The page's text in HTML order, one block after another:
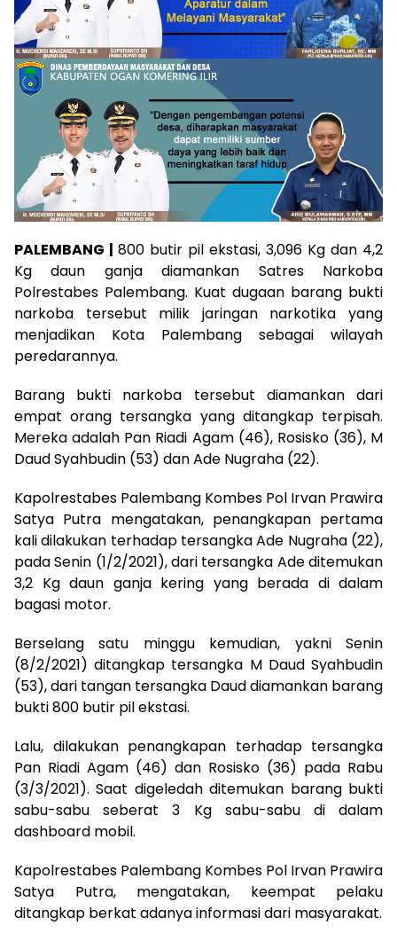
PALEMBANG | 800 butir pil ekstasi, 3,096 Kg dan 4,2
Kg daun ganja diamankan Satres Narkoba
Polrestabes Palembang. Kuat dugaan barang bukti
narkoba tersebut milik jaringan narkotika yang
menjadikan Kota Palembang sebagai wilayah
peredarannya.
Barang bukti narkoba tersebut diamankan dari
empat orang tersangka yang ditangkap terpisah.
Mereka adalah Pan Riadi Agam (46), Rosisko (36), M
Daud Syahbudin (53) dan Ade Nugraha (22).
Kapolrestabes Palembang Kombes Pol Irvan Prawira
Satya Putra mengatakan, penangkapan pertama
kali dilakukan terhadap tersangka Ade Nugraha (22),
pada Senin (1/2/2021), dari tersangka Ade ditemukan
3,2 Kg daun ganja kering yang berada di dalam
bagasi motor.
Berselang satu minggu kemudian, yakni Senin
(8/2/2021) ditangkap tersangka M Daud Syahbudin
(53), dari tangan tersangka Daud diamankan barang
bukti 800 butir pil ekstasi.
Lalu, dilakukan penangkapan terhadap tersangka
Pan Riadi Agam (46) dan Rosisko (36) pada Rabu
(3/3/2021). Saat digeledah ditemukan barang bukti
sabu-sabu seberat 3 Kg sabu-sabu di dalam
dashboard mobil.
Kapolrestabes Palembang Kombes Pol Irvan Prawira
Satya Putra, mengatakan, keempat pelaku
ditangkap berkat adanya informasi dari masyarakat.